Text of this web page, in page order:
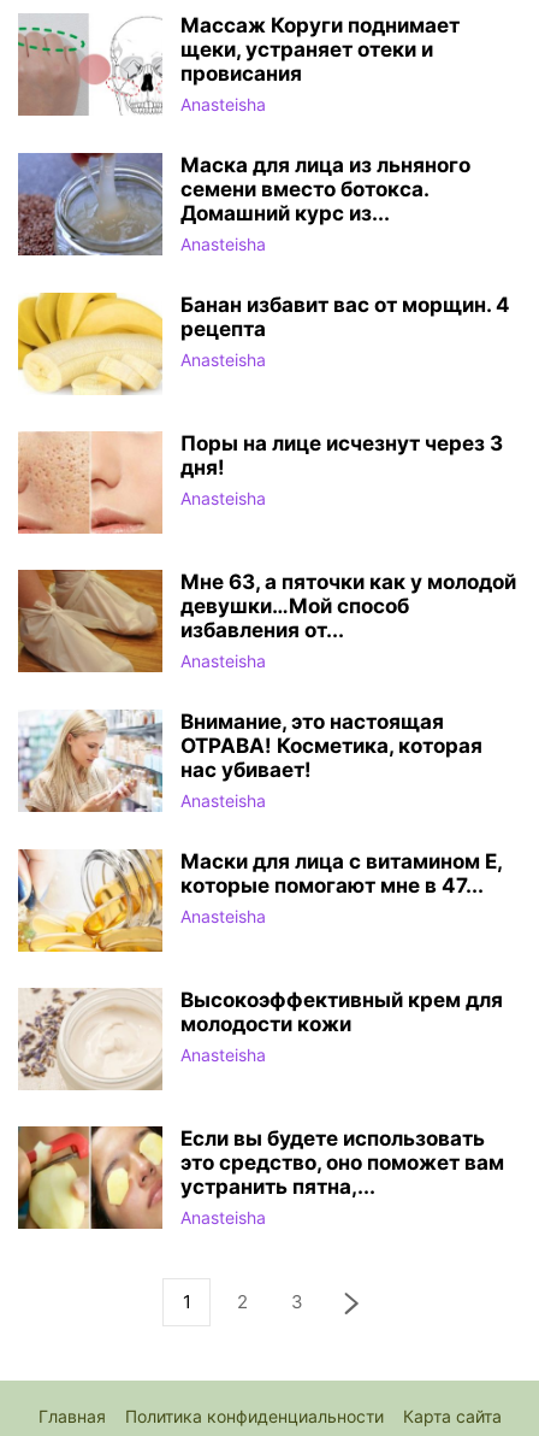
Массаж Коруги поднимает
щеки, устраняет отеки и
провисания
Anasteisha
Маска для лица из льняного
семени вместо ботокса.
Домашний курс из...
Anasteisha
Банан избавит вас от морщин. 4
рецепта
Anasteisha
Поры на лице исчезнут через 3
дня!
Anasteisha
Мне 63, а пяточки как у молодой
девушки…Мой способ
избавления от...
Anasteisha
Внимание, это настоящая
ОТРАВА! Косметика, которая
нас убивает!
Anasteisha
Маски для лица с витамином Е,
которые помогают мне в 47...
Anasteisha
Высокоэффективный крем для
молодости кожи
Anasteisha
Если вы будете использовать
это средство, оно поможет вам
устранить пятна,...
Anasteisha
1 2 3
Главная Политика конфиденциальности Карта сайта